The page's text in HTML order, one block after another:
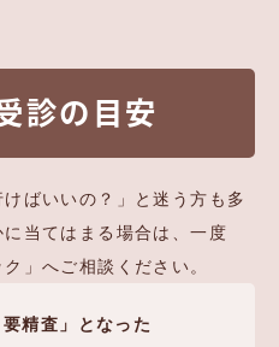
診の目安
ばいいの？」と迷う方も多
当てはまる場合は、一度
」へご相談ください。
精査」となった